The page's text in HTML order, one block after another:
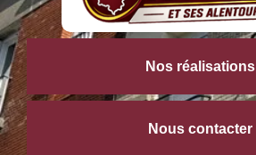
Nos réalisations
Nous contacter